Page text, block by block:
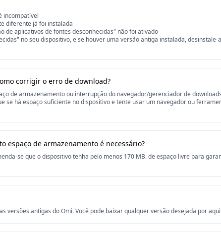
incompatível
diferente já foi instalada
de aplicativos de fontes desconhecidas" não foi ativado
no seu dispositivo, e se houver uma versão antiga instalada, desinstale-a
corrigir o erro de download?
de armazenamento ou interrupção do navegador/gerenciador de
se há espaço suficiente no dispositivo e tente usar um navegador ou
espaço de armazenamento é necessário?
se que o dispositivo tenha pelo menos 170 MB. de espaço livre para
versões antigas do Omi. Você pode baixar qualquer versão desejada por